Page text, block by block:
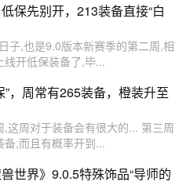
保先别开，213装备直接“白
子,也是9.0版本新赛季的第二周,相
开低保装备了,毕...
，周常有265装备，橙装升至
,这周对于装备会有很大的... 第三周
,而且有概率开到...
世界》9.0.5特殊饰品“导师的